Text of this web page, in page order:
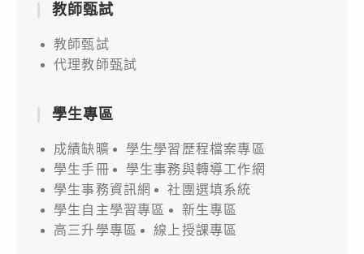
教師甄試
教師甄試
代理教師甄試
學生專區
成績缺曠
學生學習歷程檔案專區
學生手冊
學生事務與轉導工作網
學生事務資訊網
社團選填系統
學生自主學習專區
新生專區
高三升學專區
線上授課專區